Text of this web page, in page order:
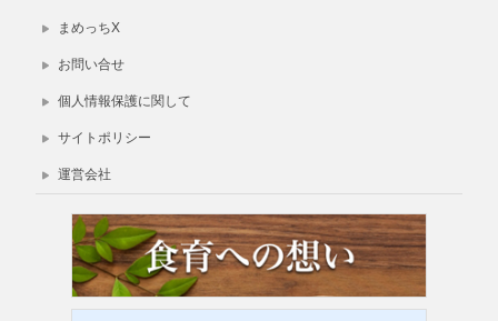
まめっちX
お問い合せ
個人情報保護に関して
サイトポリシー
運営会社